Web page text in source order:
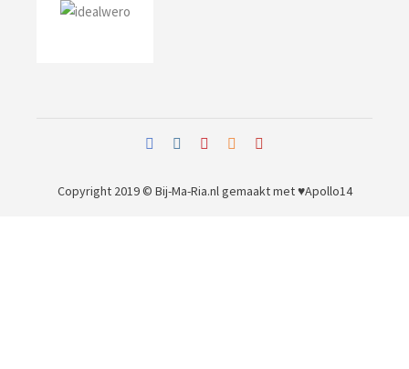
Copyright 2019 © Bij-Ma-Ria.nlgemaakt met ♥Apollo14